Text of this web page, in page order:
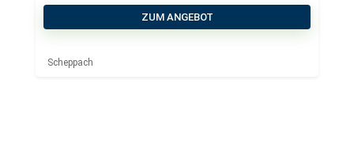
ZUM ANGEBOT
Scheppach